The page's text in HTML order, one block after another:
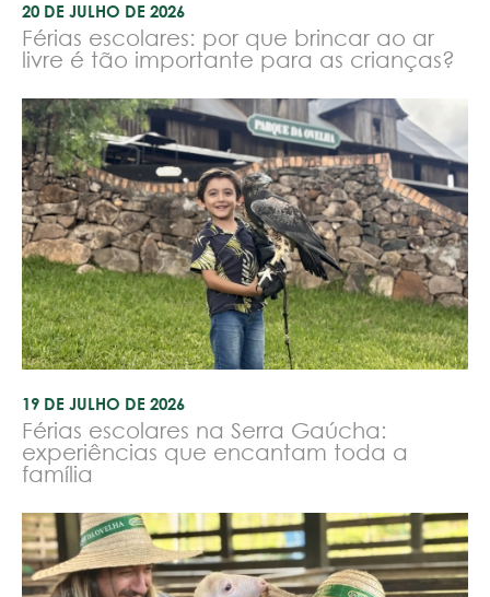
20 DE JULHO DE 2026
Férias escolares: por que brincar ao ar
livre é tão importante para as crianças?
19 DE JULHO DE 2026
Férias escolares na Serra Gaúcha:
experiências que encantam toda a
família